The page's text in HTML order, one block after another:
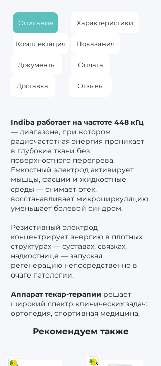
Описание
Комплектация
Документы
Доставка
Характеристики
Показания
Оплата
Отзывы
Indiba работает на частоте 448 кГц
— диапазоне, при котором
радиочастотная энергия проникает
в глубокие ткани без
поверхностного перегрева.
Емкостный электрод активирует
мышцы, фасции и жидкостные
среды — снимает отёк,
восстанавливает микроциркуляцию,
уменьшает болевой синдром.
Резистивный электрод
концентрирует энергию в плотных
структурах — суставах, связках,
надкостнице — запуская
регенерацию непосредственно в
очаге патологии.
Аппарат текар-терапии решает
широкий спектр клинических задач:
ортопедия, спортивная медицина,
послеоперационное
зоной тела без перенастройки
Рекомендуем также